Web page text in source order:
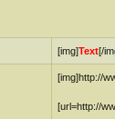
[img]Text[/
[img]http://
[url=http://